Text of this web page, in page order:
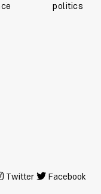
politics
Twitter Facebook